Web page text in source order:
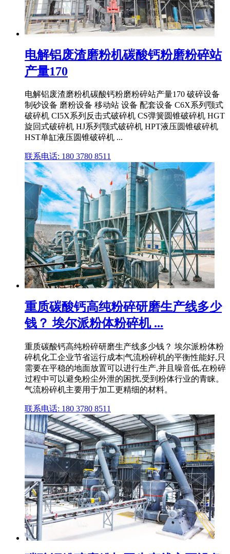
电解铝废渣磨粉机碳酸钙粉磨粉碎站
产量170
电解铝废渣磨粉机碳酸钙粉磨粉碎站产量170 破碎设备
制砂设备 磨粉设备 移动站 设备 配套设备 C6X系列颚式
破碎机 CI5X系列反击式破碎机 CS弹簧圆锥破碎机 HGT
旋回式破碎机 HJ系列颚式破碎机 HPT液压圆锥破碎机
HST单缸液压圆锥破碎机 ...
联系电话: 180 3780 8511
重质碳酸钙高纯粉碎研磨生产线多少
钱？ 埃尔派粉体粉碎机 ...
重质碳酸钙高纯粉碎研磨生产线多少钱？ 埃尔派粉体粉
碎机化工企业节省运行成本|气流粉碎机的平衡性能好,只
需要在平稳的地面放置可以进行生产,并且噪音低,在粉碎
过程中可以避免粉尘外泄的困扰,受到粉体行业的青睐。
气流粉碎机主要用于加工更精细的材料。
联系电话: 180 3780 8511